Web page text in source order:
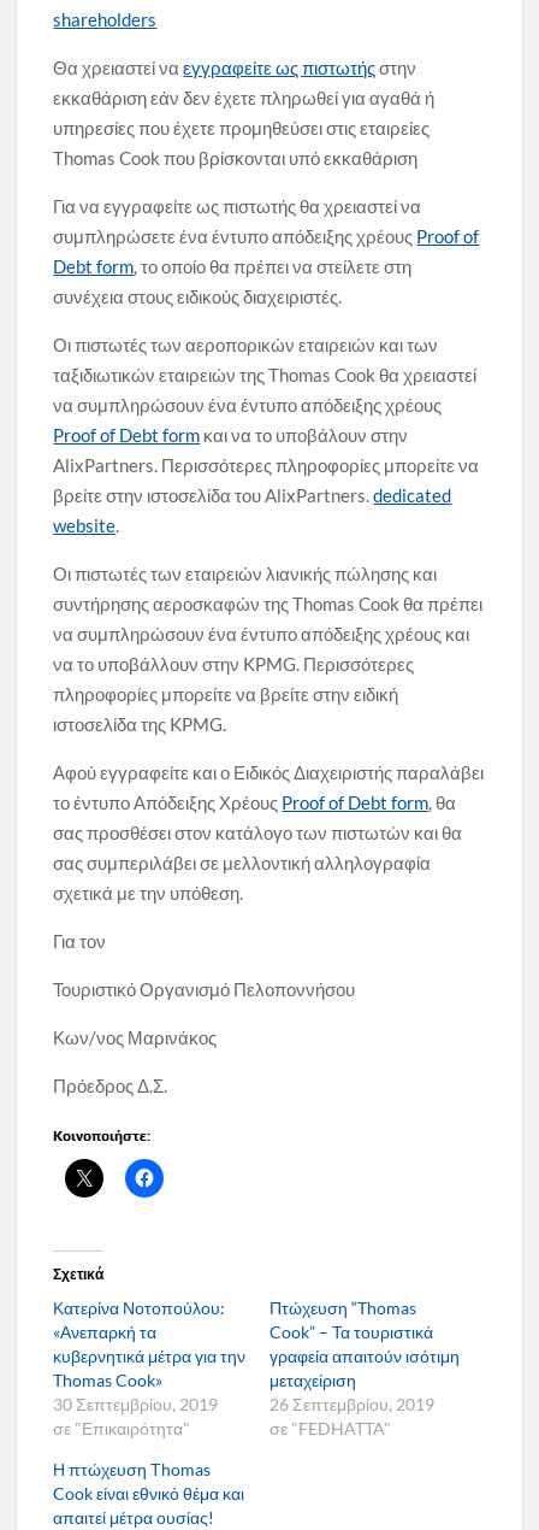
shareholders
Θα χρειαστεί ναεγγραφείτε ως πιστωτήςστην
εκκαθάριση εάν δεν έχετε πληρωθεί για αγαθά ή
υπηρεσίες που έχετε προμηθεύσει στις εταιρείες
Thomas Cook που βρίσκονται υπό εκκαθάριση
Για να εγγραφείτε ως πιστωτής θα χρειαστεί να
συμπληρώσετε ένα έντυπο απόδειξης χρέους Proof of
Debt form, το οποίο θα πρέπει να στείλετε στη
συνέχεια στους ειδικούς διαχειριστές.
Οι πιστωτές των αεροπορικών εταιρειών και των
ταξιδιωτικών εταιρειών της Thomas Cook θα χρειαστεί
να συμπληρώσουν ένα έντυπο απόδειξης χρέους
Proof of Debt form και να το υποβάλουν στην
AlixPartners. Περισσότερες πληροφορίες μπορείτε να
βρείτε στην ιστοσελίδα του AlixPartners.dedicated
website.
Οι πιστωτές των εταιρειών λιανικής πώλησης και
συντήρησης αεροσκαφών της Thomas Cook θα πρέπει
να συμπληρώσουν ένα έντυπο απόδειξης χρέους και
να το υποβάλλουν στην KPMG. Περισσότερες
πληροφορίες μπορείτε να βρείτε στην ειδική
ιστοσελίδα της KPMG.
Αφού εγγραφείτε και ο Ειδικός Διαχειριστής παραλάβει
το έντυπο Απόδειξης Χρέους Proof of Debt form, θα
σας προσθέσει στον κατάλογο των πιστωτών και θα
σας συμπεριλάβει σε μελλοντική αλληλογραφία
σχετικά με την υπόθεση.
Για τον
Τουριστικό Οργανισμό Πελοποννήσου
Κων/νος Μαρινάκος
Πρόεδρος Δ.Σ.
Κοινοποιήστε:
Σχετικά
Κατερίνα Νοτοπούλου:
«Ανεπαρκή τα
κυβερνητικά μέτρα για την
Thomas Cook»
30 Σεπτεμβρίου, 2019
σε "Επικαιρότητα"
Πτώχευση “Thomas
Cook” – Τα τουριστικά
γραφεία απαιτούν ισότιμη
μεταχείριση
26 Σεπτεμβρίου, 2019
σε "FEDHATTA"
Η πτώχευση Τhomas
Cook είναι εθνικό θέμα και
απαιτεί μέτρα ουσίας!